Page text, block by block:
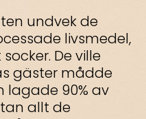
undvek de
livsmedel,
De ville
gäster mådde
lagade 90% av
allt de